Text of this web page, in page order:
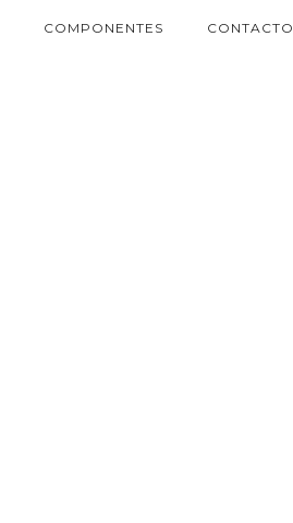
COMPONENTES CONTACTO